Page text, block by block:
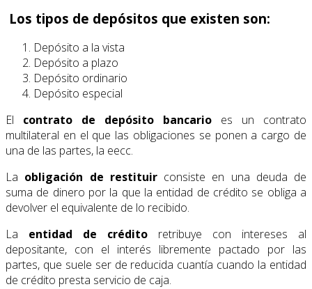
Los tipos de depósitos que existen son:
Depósito a la vista
Depósito a plazo
Depósito ordinario
Depósito especial
El contrato de depósito bancario es un contrato
multilateral en el que las obligaciones se ponen a cargo de
una de las partes, la eecc.
La obligación de restituirconsiste en una deuda de
suma de dinero por la que la entidad de crédito se obliga a
devolver el equivalente de lo recibido.
La entidad de crédito retribuye con intereses al
depositante, con el interés libremente pactado por las
partes, que suele ser de reducida cuantía cuando la entidad
de crédito presta servicio de caja.